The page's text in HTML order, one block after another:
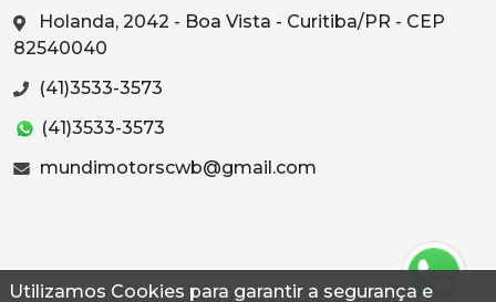
Utilizamos Cookies para garantir a segurança e
Holanda, 2042 - Boa Vista - Curitiba/PR - CEP
82540040
(41)3533-3573
(41)3533-3573
mundimotorscwb@gmail.com